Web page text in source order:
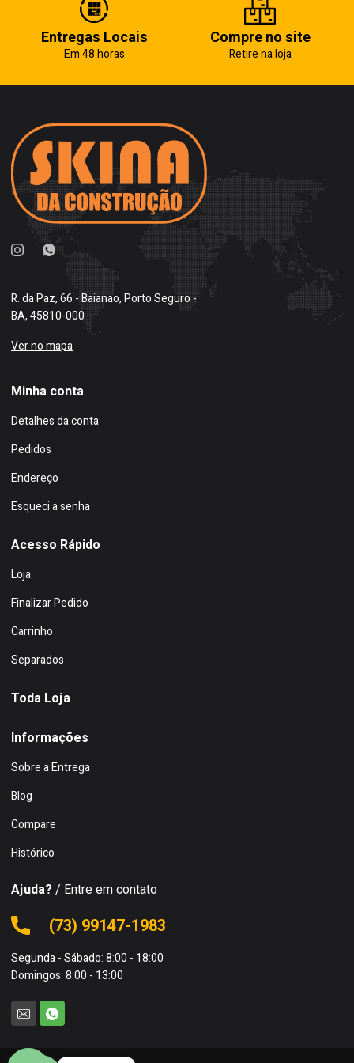
Entregas Locais
Em 48 horas
Compre no site
Retire na loja
R. da Paz, 66 - Baianao, Porto Seguro -
BA, 45810-000
Ver no mapa
Minha conta
Detalhes da conta
Pedidos
Endereço
Esqueci a senha
Acesso Rápido
Loja
Finalizar Pedido
Carrinho
Separados
Toda Loja
Informações
Sobre a Entrega
Blog
Compare
Histórico
Ajuda? / Entre em contato
(73) 99147-1983
Segunda - Sábado: 8:00 - 18:00
Domingos: 8:00 - 13:00